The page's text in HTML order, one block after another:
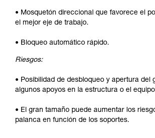
• Mosquetón direccional que favorece el
el mejor eje de trabajo.
• Bloqueo automático rápido.
Riesgos:
• Posibilidad de desbloqueo y apertura del
algunos apoyos en la estructura o el
• El gran tamaño puede aumentar los
palanca en función de los soportes.